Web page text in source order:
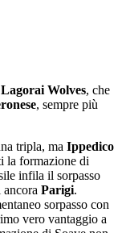
Lagorai Wolves, che
, sempre più
tripla, ma Ippedico
la formazione di
infila il sorpasso
Parigi.
sorpasso con
vero vantaggio a